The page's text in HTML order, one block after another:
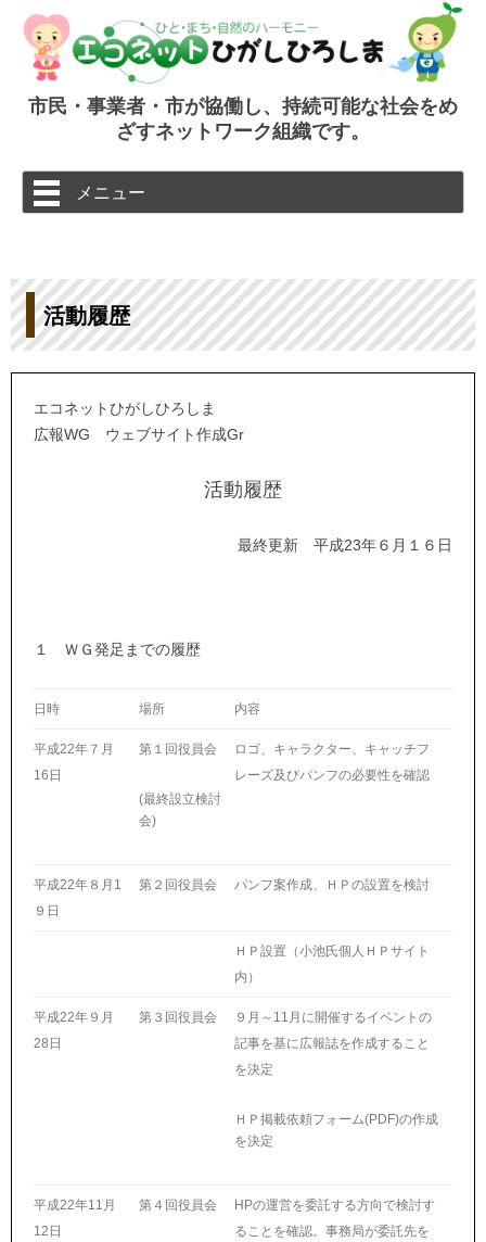
市民・事業者・市が協働し、持続可能な社会をめ
ざすネットワーク組織です。
メニュー
キ
ッ
プ
活動履歴
エコネットひがしひろしま
広報WG ウェブサイト作成Gr
活動履歴
最終更新 平成23年６月１６日
１ ＷＧ発足までの履歴
日時 場所 内容
平成22年７月
16日
第１回役員会
(最終設立検討
会)
ロゴ、キャラクター、キャッチフ
レーズ及びパンフの必要性を確認
平成22年８月1
９日
第２回役員会 パンフ案作成、ＨＰの設置を検討
ＨＰ設置（小池氏個人ＨＰサイト
内）
平成22年９月
28日
第３回役員会
９月～11月に開催するイベントの
記事を基に広報誌を作成すること
を決定
ＨＰ掲載依頼フォーム(PDF)の作成
を決定
平成22年11月
12日
第４回役員会
HPの運営を委託する方向で検討す
ることを確認。事務局が委託先を